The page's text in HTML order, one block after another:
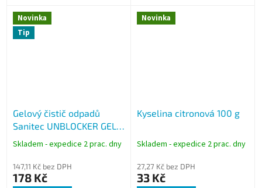
flexovazba, uzavírání na
gumičku, krémový papír a...
materiálu, praktické uzavírání...
Novinka
Tip
Gelový čistič odpadů
Sanitec UNBLOCKER GEL 1
Skladem - expedice 2 prac. dny
147,11 Kč bez DPH
178 Kč
Novinka
Kyselina citronová 100 g
Skladem - expedice 2 prac. dny
27,27 Kč bez DPH
33 Kč